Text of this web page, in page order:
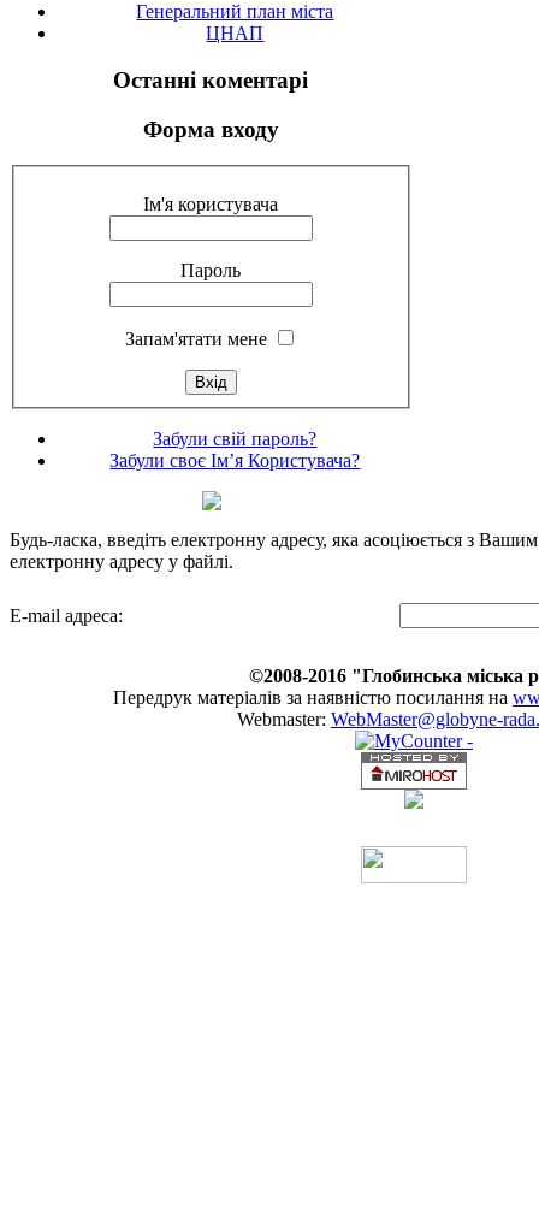
Генеральний план міста
ЦНАП
Останні коментарі
Форма входу
Ім'я користувача
Пароль
Запам'ятати мене
Забули свій пароль?
Забули своє Ім’я Користувача?
Будь-ласка, введіть електронну адресу, яка асоціюється з
електронну адресу у файлі.
E-mail адреса:
©2008-2016 "Глобинська міська
Передрук матеріалів за наявністю посилання на
Webmaster: WebMaster@globyne-